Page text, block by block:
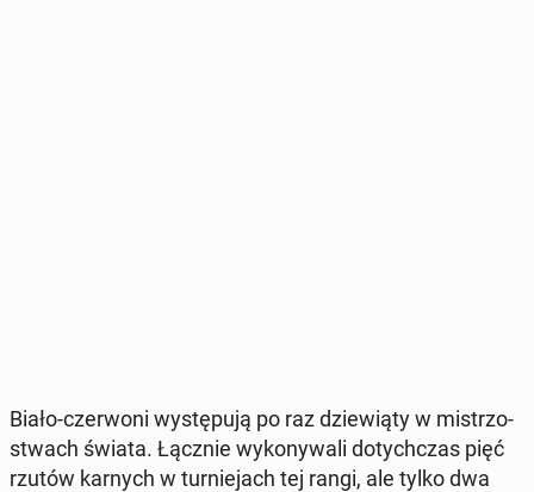
Biało-czer­wo­ni wy­stę­pu­ją po raz dzie­wią­ty w mi­strzo­
stwach świata. Łącznie wy­ko­ny­wa­li do­tych­czas pięć
rzutów karnych w tur­nie­jach tej rangi, ale tylko dwa